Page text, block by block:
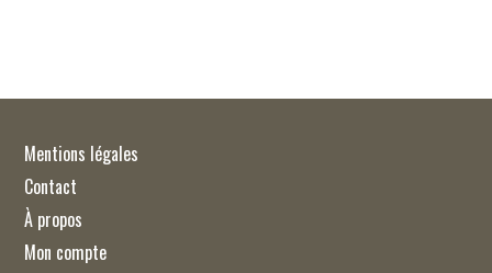
Mentions légales
Contact
À propos
Mon compte